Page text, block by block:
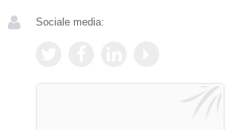
Sociale media: